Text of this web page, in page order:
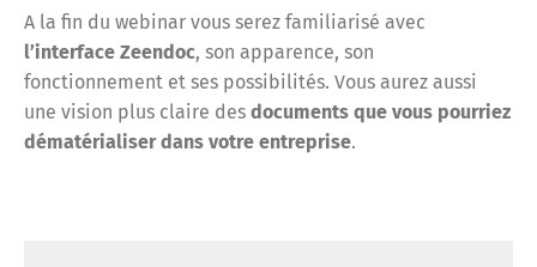
A la fin du webinar vous serez familiarisé avec
l’interface Zeendoc, son apparence, son
fonctionnement et ses possibilités. Vous aurez aussi
une vision plus claire des documents que vous pourriez
dématérialiser dans votre entreprise.